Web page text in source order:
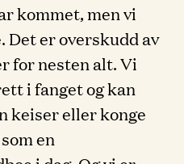
kommet, men vi
er overskudd av
for nesten alt. Vi
i fanget og kan
keiser eller konge
en